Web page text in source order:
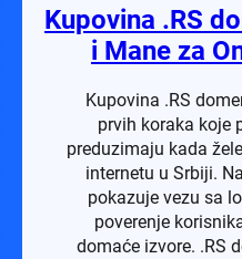
Kupovina .RS
i Mane za
Kupovina .RS
prvih koraka koje
preduzimaju kada
internetu u Srbiji.
pokazuje vezu sa
poverenje
domaće izvore. .RS